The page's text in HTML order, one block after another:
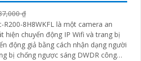
₫
R200-8H8WKFL là một camera an
hiện chuyển động IP Wifi và trang bị
động giả bằng cách nhận dạng người
bị chống ngược sáng DWDR công